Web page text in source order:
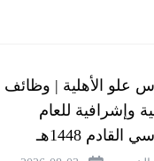
علو الأهلية | وظائف
وإشرافية للعام
القادم 1448هـ